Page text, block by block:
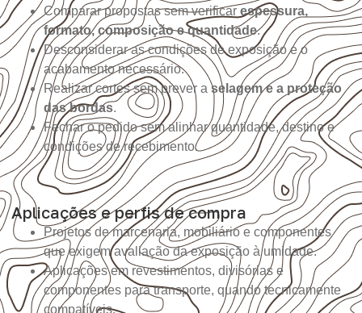
Comparar propostas sem verificar espessura,
formato, composição e quantidade.
Desconsiderar as condições de exposição e o
acabamento necessário.
Realizar cortes sem prever a selagem e a proteção
das bordas.
Fechar o pedido sem alinhar quantidade, destino e
condições de recebimento.
Aplicações e perfis de compra
Projetos de marcenaria, mobiliário e componentes
que exigem avaliação da exposição à umidade.
Aplicações em revestimentos, divisórias e
componentes para transporte, quando tecnicamente
compatíveis.